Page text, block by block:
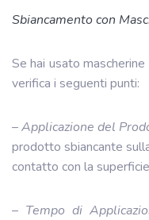
Sbiancamento con
Se hai usato
verifica i seguenti punti:
–Applicazione del
prodotto sbiancante
contatto con la
– Tempo di